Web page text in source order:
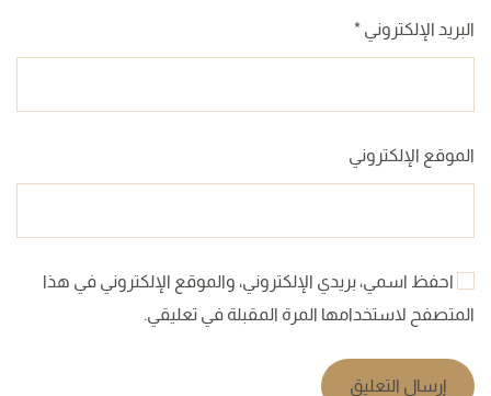
البريد الإلكتروني *
الموقع الإلكتروني
احفظ اسمي، بريدي الإلكتروني، والموقع الإلكتروني في هذا
المتصفح لاستخدامها المرة المقبلة في تعليقي.
إرسال التعليق